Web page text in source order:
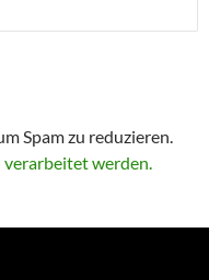
Spam zu reduzieren.
werden.